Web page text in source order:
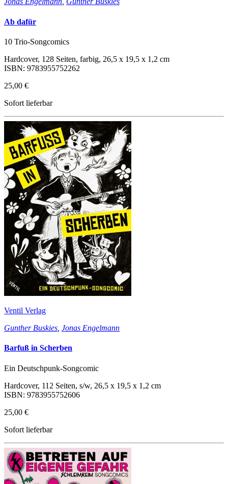
Ab dafür
10 Trio-Songcomics
Hardcover, 128 Seiten, farbig, 26,5 x 19,5 x 1,2 cm
ISBN: 9783955752262
25,00 €
Sofort lieferbar
Ventil Verlag
Gunther Buskies Jonas Engelmann
Barfuß in Scherben
Ein Deutschpunk-Songcomic
Hardcover, 112 Seiten, s/w, 26,5 x 19,5 x 1,2 cm
ISBN: 9783955752606
25,00 €
Sofort lieferbar